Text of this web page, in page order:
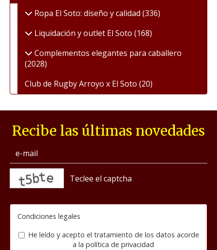
Ropa El Soto: diseño y calidad (336)
Liquidación y outlet El Soto (168)
Complementos elegantes para caballero
(2028)
Club de Rugby Arroyo x El Soto (20)
Recibe las últimas novedades
Condiciones legales
He leído y acepto el tratamiento de los datos acorde
a la política de privacidad